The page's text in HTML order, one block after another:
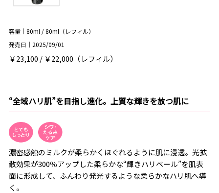
容量｜80ml / 80ml（レフィル）
発売日｜2025/09/01
￥23,100 / ￥22,000（レフィル）
“全域ハリ肌”を目指し進化。上質な輝きを放つ肌に
濃密感触のミルクが柔らかくほぐれるように肌に浸透。光拡
散効果が300％アップした柔らかな“輝きハリベール”を肌表
面に形成して、ふんわり発光するような柔らかなハリ肌へ導
く。